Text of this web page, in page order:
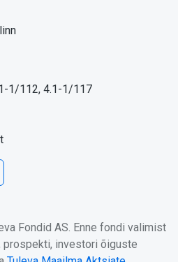
1/112, 4.1-1/117
Fondid AS. Enne fondi valimist
investori õiguste